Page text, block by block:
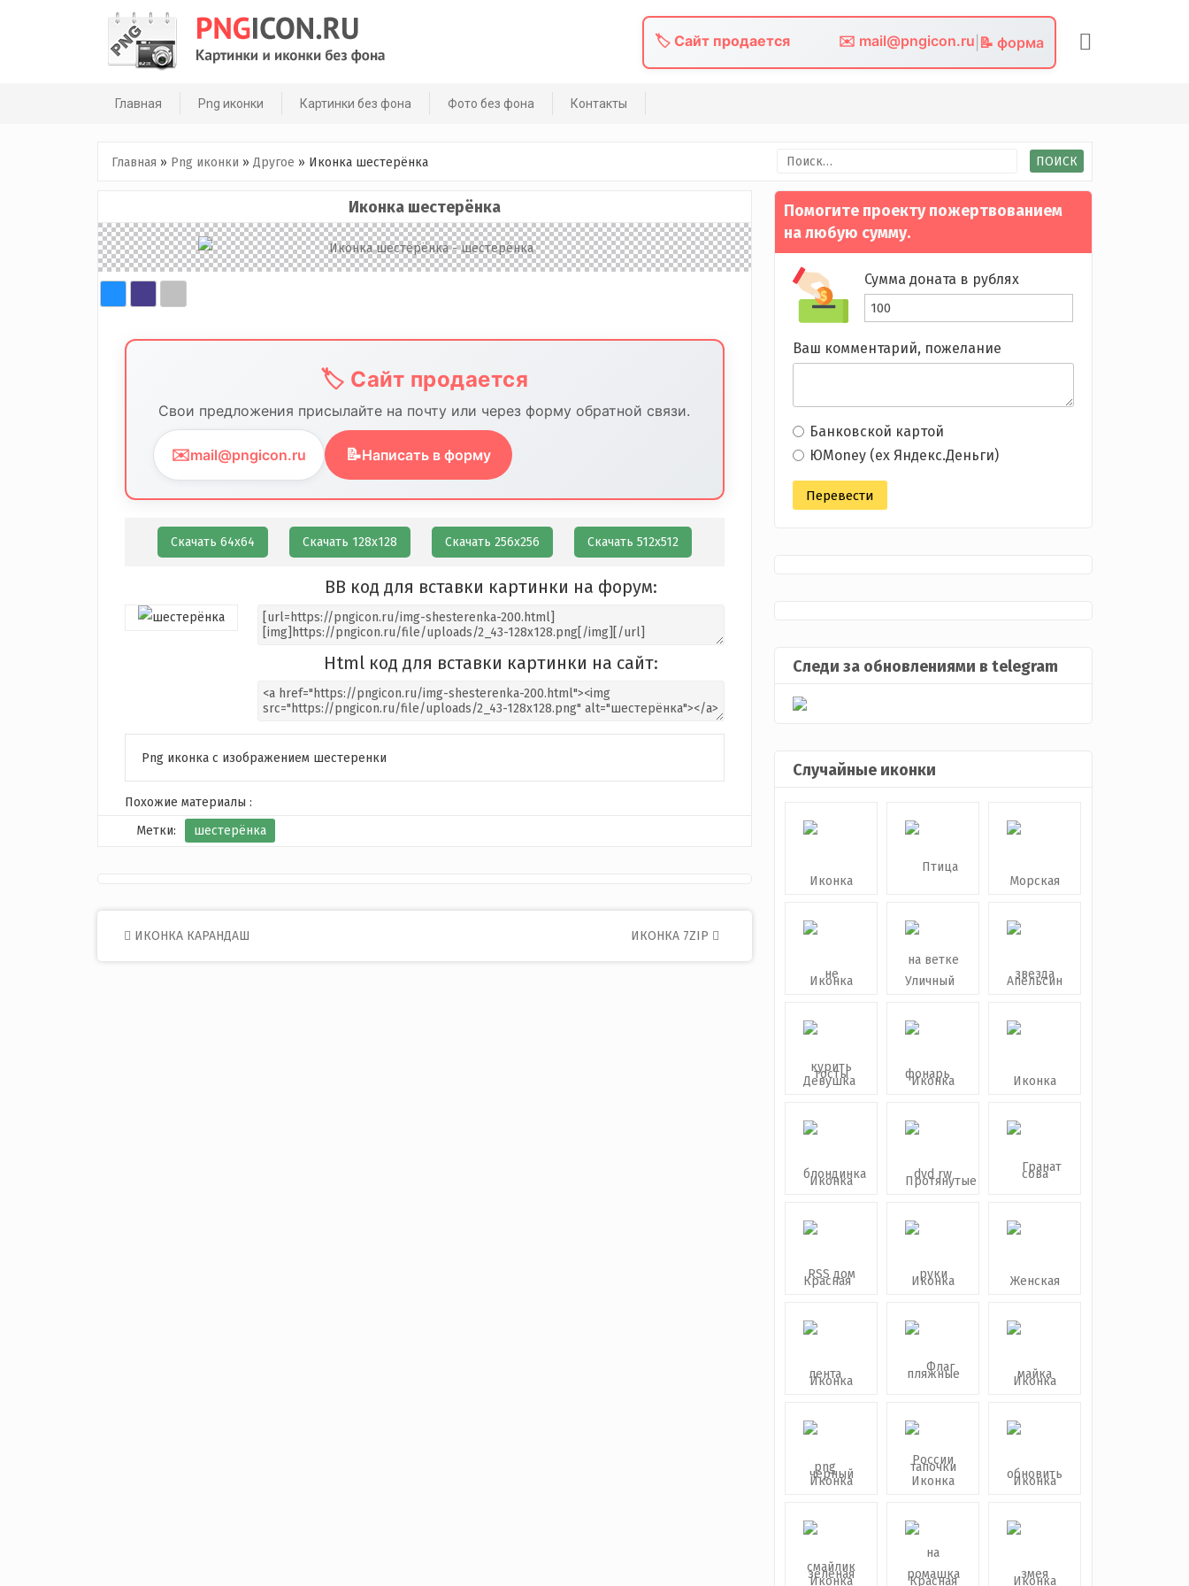
🏷️ Сайт продается ✉️ mail@pngicon.ru 📝 форма
Главная Png иконки Картинки без фона Фото без фона Контакты
Главная » Png иконки » Другое » Иконка шестерёнка Найти:
Иконка шестерёнка
🏷️ Сайт продается
Свои предложения присылайте на почту или через форму обратной связи.
✉️mail@pngicon.ru 📝Написать в форму
Скачать 64х64 Скачать 128х128 Скачать 256х256 Скачать 512х512
BB код для вставки картинки на форум:
Html код для вставки картинки на сайт:
Png иконка с изображением шестеренки
Похожие материалы :
Метки:
шестерёнка
Post
navigation
ИКОНКА КАРАНДАШ ИКОНКА 7ZIP
Помогите проекту пожертвованием
на любую сумму.
Сумма доната в рублях
Ваш комментарий, пожелание
Банковской картой
ЮMoney (ex Яндекс.Деньги)
Следи за обновлениями в telegram
Случайные иконки